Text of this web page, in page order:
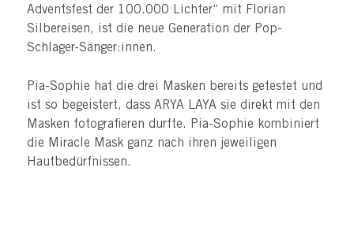
Adventsfest der 100.000 Lichter“ mit Florian
Silbereisen, ist die neue Generation der Pop-
Schlager-Sänger:innen.
Pia-Sophie hat die drei Masken bereits getestet und
ist so begeistert, dass ARYA LAYA sie direkt mit den
Masken fotografieren durfte. Pia-Sophie kombiniert
die Miracle Mask ganz nach ihren jeweiligen
Hautbedürfnissen.